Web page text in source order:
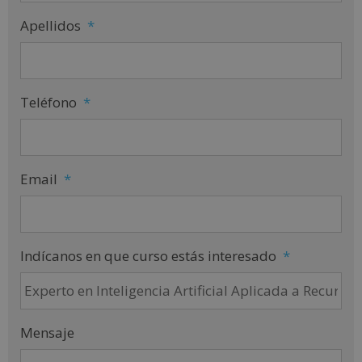
Apellidos *
Teléfono *
Email *
Indícanos en que curso estás interesado *
Mensaje